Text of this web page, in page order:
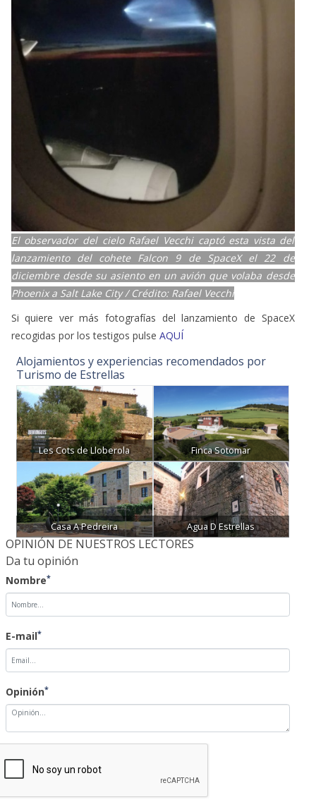
El observador del cielo Rafael Vecchi captó esta vista del
lanzamiento del cohete Falcon 9 de SpaceX el 22 de
diciembre desde su asiento en un avión que volaba desde
Phoenix a Salt Lake City / Crédito: Rafael Vecchi
Si quiere ver más fotografías del lanzamiento de SpaceX
Alojamientos y experiencias recomendados por
Les Cots de Lloberola Finca Sotomar
Casa A Pedreira Agua D Estrellas
OPINIÓN DE NUESTROS LECTORES
Da tu opinión
Nombre *
E-mail*
Opinión